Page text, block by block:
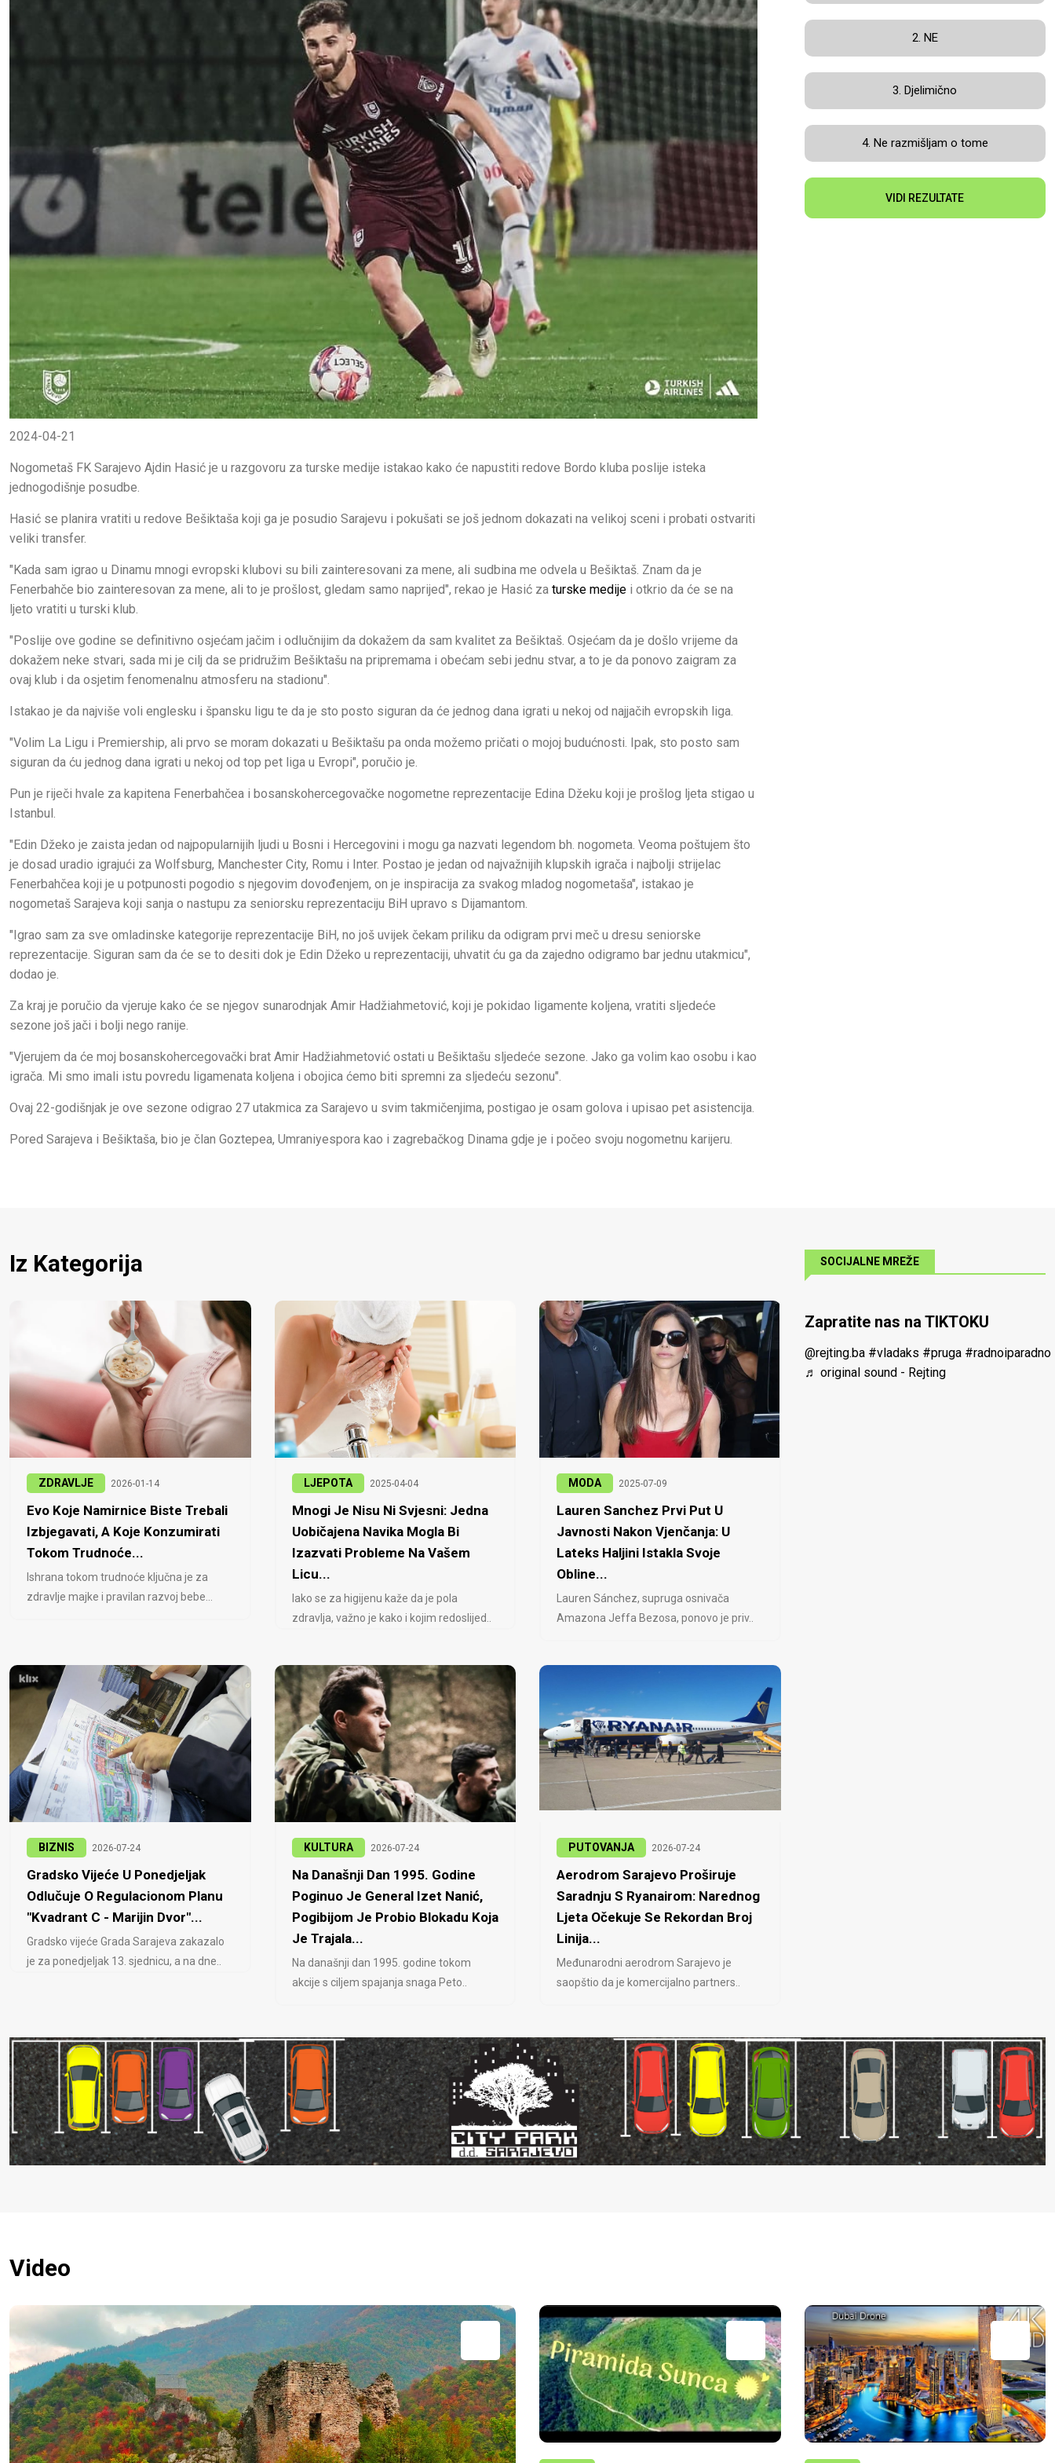
2024-04-21
Nogometaš FK Sarajevo Ajdin Hasić je u razgovoru za turske medije istakao kako će napustiti redove Bordo kluba poslije isteka
jednogodišnje posudbe.
Hasić se planira vratiti u redove Bešiktaša koji ga je posudio Sarajevu i pokušati se još jednom dokazati na velikoj sceni i probati ostvariti
veliki transfer.
"Kada sam igrao u Dinamu mnogi evropski klubovi su bili zainteresovani za mene, ali sudbina me odvela u Bešiktaš. Znam da je
Fenerbahče bio zainteresovan za mene, ali to je prošlost, gledam samo naprijed", rekao je Hasić za turske medije i otkrio da će se na
ljeto vratiti u turski klub.
"Poslije ove godine se definitivno osjećam jačim i odlučnijim da dokažem da sam kvalitet za Bešiktaš. Osjećam da je došlo vrijeme da
dokažem neke stvari, sada mi je cilj da se pridružim Bešiktašu na pripremama i obećam sebi jednu stvar, a to je da ponovo zaigram za
ovaj klub i da osjetim fenomenalnu atmosferu na stadionu".
Istakao je da najviše voli englesku i špansku ligu te da je sto posto siguran da će jednog dana igrati u nekoj od najjačih evropskih liga.
"Volim La Ligu i Premiership, ali prvo se moram dokazati u Bešiktašu pa onda možemo pričati o mojoj budućnosti. Ipak, sto posto sam
siguran da ću jednog dana igrati u nekoj od top pet liga u Evropi", poručio je.
Pun je riječi hvale za kapitena Fenerbahčea i bosanskohercegovačke nogometne reprezentacije Edina Džeku koji je prošlog ljeta stigao u
Istanbul.
"Edin Džeko je zaista jedan od najpopularnijih ljudi u Bosni i Hercegovini i mogu ga nazvati legendom bh. nogometa. Veoma poštujem što
je dosad uradio igrajući za Wolfsburg, Manchester City, Romu i Inter. Postao je jedan od najvažnijih klupskih igrača i najbolji strijelac
Fenerbahčea koji je u potpunosti pogodio s njegovim dovođenjem, on je inspiracija za svakog mladog nogometaša", istakao je
nogometaš Sarajeva koji sanja o nastupu za seniorsku reprezentaciju BiH upravo s Dijamantom.
"Igrao sam za sve omladinske kategorije reprezentacije BiH, no još uvijek čekam priliku da odigram prvi meč u dresu seniorske
reprezentacije. Siguran sam da će se to desiti dok je Edin Džeko u reprezentaciji, uhvatit ću ga da zajedno odigramo bar jednu utakmicu",
dodao je.
Za kraj je poručio da vjeruje kako će se njegov sunarodnjak Amir Hadžiahmetović, koji je pokidao ligamente koljena, vratiti sljedeće
sezone još jači i bolji nego ranije.
"Vjerujem da će moj bosanskohercegovački brat Amir Hadžiahmetović ostati u Bešiktašu sljedeće sezone. Jako ga volim kao osobu i kao
igrača. Mi smo imali istu povredu ligamenata koljena i obojica ćemo biti spremni za sljedeću sezonu".
Ovaj 22-godišnjak je ove sezone odigrao 27 utakmica za Sarajevo u svim takmičenjima, postigao je osam golova i upisao pet asistencija.
Pored Sarajeva i Bešiktaša, bio je član Goztepea, Umraniyespora kao i zagrebačkog Dinama gdje je i počeo svoju nogometnu karijeru.
2. NE
3. Djelimično
4. Ne razmišljam o tome
VIDI REZULTATE
Iz Kategorija
ZDRAVLJE 2026-01-14
Evo Koje Namirnice Biste Trebali
Izbjegavati, A Koje Konzumirati
Tokom Trudnoće...
Ishrana tokom trudnoće ključna je za
zdravlje majke i pravilan razvoj bebe...
LJEPOTA 2025-04-04
Mnogi Je Nisu Ni Svjesni: Jedna
Uobičajena Navika Mogla Bi
Izazvati Probleme Na Vašem
Licu...
Iako se za higijenu kaže da je pola
zdravlja, važno je kako i kojim redoslijed..
MODA 2025-07-09
Lauren Sanchez Prvi Put U
Javnosti Nakon Vjenčanja: U
Lateks Haljini Istakla Svoje
Obline...
Lauren Sánchez, supruga osnivača
Amazona Jeffa Bezosa, ponovo je priv..
BIZNIS 2026-07-24
Gradsko Vijeće U Ponedjeljak
Odlučuje O Regulacionom Planu
"Kvadrant C - Marijin Dvor"...
Gradsko vijeće Grada Sarajeva zakazalo
je za ponedjeljak 13. sjednicu, a na dne..
KULTURA 2026-07-24
Na Današnji Dan 1995. Godine
Poginuo Je General Izet Nanić,
Pogibijom Je Probio Blokadu Koja
Je Trajala...
Na današnji dan 1995. godine tokom
akcije s ciljem spajanja snaga Peto..
PUTOVANJA 2026-07-24
Aerodrom Sarajevo Proširuje
Saradnju S Ryanairom: Narednog
Ljeta Očekuje Se Rekordan Broj
Linija...
Međunarodni aerodrom Sarajevo je
saopštio da je komercijalno partners..
SOCIJALNE MREŽE
Zapratite nas na TIKTOKU
@rejting.ba #vladaks #pruga #radnoiparadno
♬ original sound - Rejting
Video